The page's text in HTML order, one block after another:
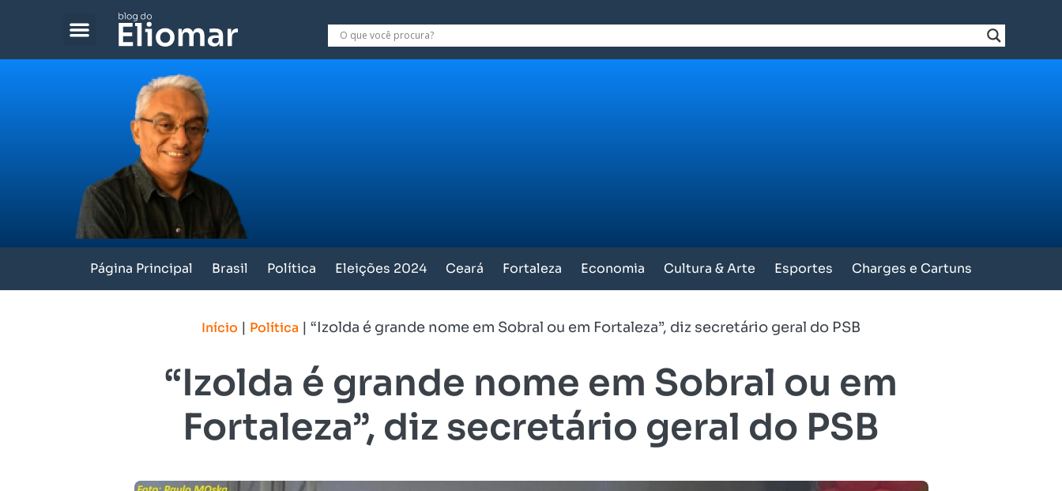
Página Principal Brasil Política Eleições 2024 Ceará Fortaleza Economia Cultura & Arte Esportes Charges e Cartuns
Início | Política | “Izolda é grande nome em Sobral ou em Fortaleza”, diz secretário geral do PSB
“Izolda é grande nome em Sobral ou em
Fortaleza”, diz secretário geral do PSB